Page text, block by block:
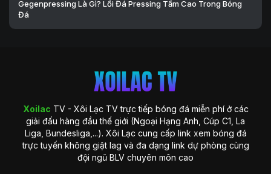
Gegenpressing Là Gì? Lối Đá Pressing Tầm Cao Trong Bóng
Đá
Xoilac TV - Xôi Lạc TV trực tiếp bóng đá miễn phí ở các
giải đấu hàng đầu thế giới (Ngoại Hạng Anh, Cúp C1, La
Liga, Bundesliga,...). Xôi Lạc cung cấp link xem bóng đá
trực tuyến không giật lag và đa dạng link dự phòng cùng
đội ngũ BLV chuyên môn cao